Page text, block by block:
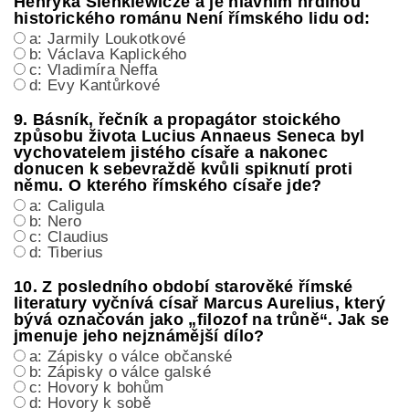
historického románu Není římského lidu od:
a: Jarmily Loukotkové
b: Václava Kaplického
c: Vladimíra Neffa
d: Evy Kantůrkové
9. Básník, řečník a propagátor stoického
způsobu života Lucius Annaeus Seneca byl
vychovatelem jistého císaře a nakonec
donucen k sebevraždě kvůli spiknutí proti
němu. O kterého římského císaře jde?
a: Caligula
b: Nero
c: Claudius
d: Tiberius
10. Z posledního období starověké římské
literatury vyčnívá císař Marcus Aurelius, který
bývá označován jako „filozof na trůně“. Jak se
jmenuje jeho nejznámější dílo?
a: Zápisky o válce občanské
b: Zápisky o válce galské
c: Hovory k bohům
d: Hovory k sobě